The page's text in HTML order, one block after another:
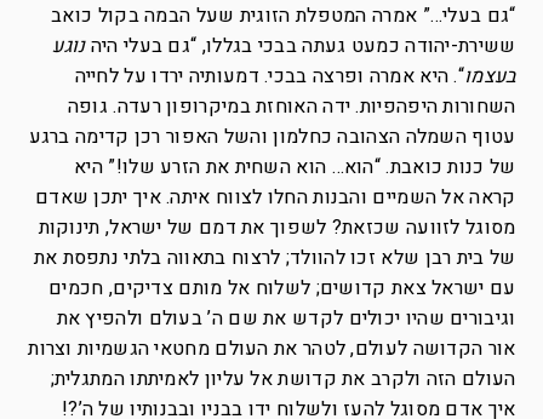
“גם בעלי…” אמרה המטפלת הזוגית שעל הבמה בקול כואב
ששירת-יהודה כמעט געתה בבכי בגללו, “גם בעלי היהנוגע
בעצמו“. היא אמרה ופרצה בבכי. דמעותיה ירדו על לחייה
השחורות היפהפיות. ידה האוחזת במיקרופון רעדה. גופה
עטוף השמלה הצהובה כחלמון והשל האפור רכן קדימה ברגע
של כנות כואבת. “הוא… הוא השחית את הזרע שלו!” היא
קראה אל השמיים והבנות החלו לצווח איתה. איך יתכן שאדם
מסוגל לזוועה שכזאת? לשפוך את דמם של ישראל, תינוקות
של בית רבן שלא זכו להוולד; לרצוח בתאווה בלתי נתפסת את
עם ישראל צאת קדושים; לשלוח אל מותם צדיקים, חכמים
וגיבורים שהיו יכולים לקדש את שם ה’ בעולם ולהפיץ את
אור הקדושה לעולם, לטהר את העולם מחטאי הגשמיות וצרות
העולם הזה ולקרב את קדושת אל עליון לאמיתתו המתגלית;
איך אדם מסוגל להעז ולשלוח ידו בבניו ובבנותיו של ה’?!